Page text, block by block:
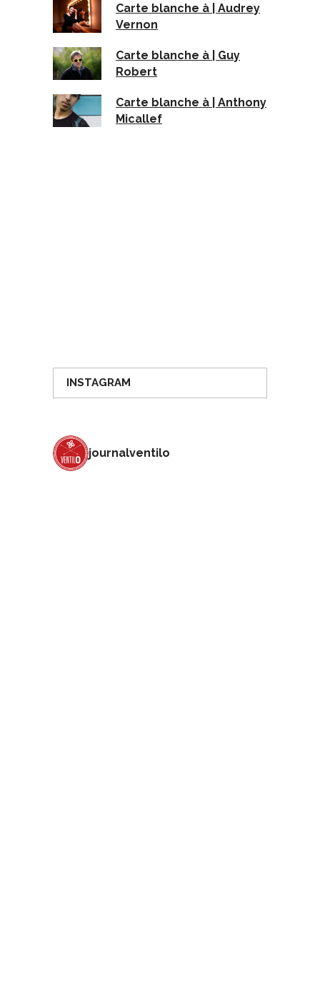
Carte blanche à | Audrey
Vernon
Carte blanche à | Guy
Robert
Carte blanche à | Anthony
Micallef
INSTAGRAM
journalventilo